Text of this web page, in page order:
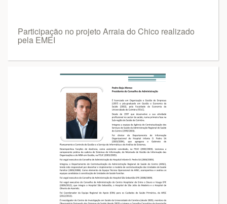
Participação no projeto Arraia do Chico realizado
pela EMEI